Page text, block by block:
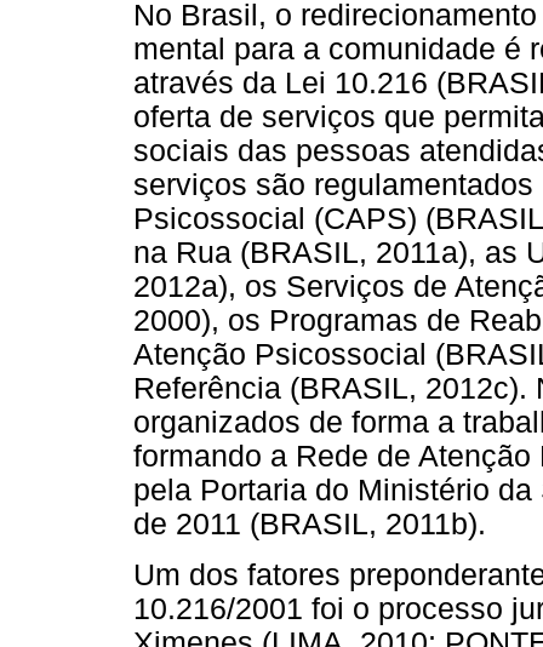
No Brasil, o
mental para a comunidade é
através da Lei 10.216
oferta de serviços que
sociais das pessoas
serviços são
Psicossocial (CAPS)
na Rua (BRASIL, 2011a), as
2012a), os Serviços de
2000), os Programas de
Atenção Psicossocial
Referência (BRASIL,
organizados de forma a
formando a Rede de
pela Portaria do Ministério
de 2011 (BRASIL, 2011b).
Um dos fatores
10.216/2001 foi o processo